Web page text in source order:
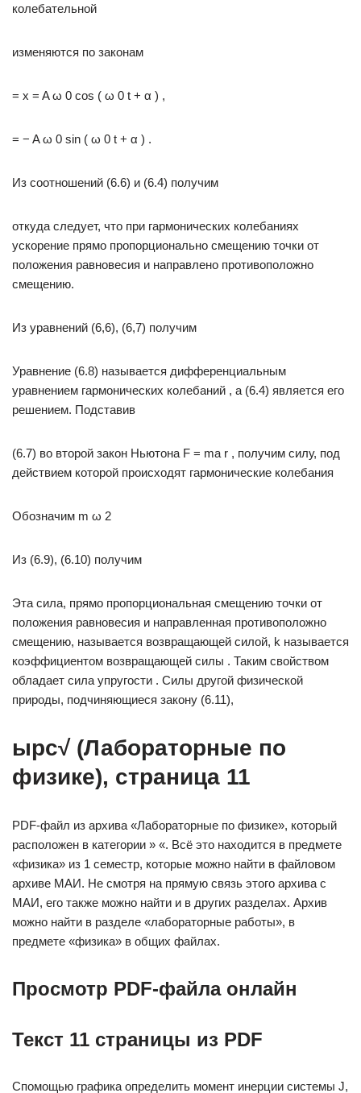
колебательной
изменяются по законам
= x = A ω 0 cos ( ω 0 t + α ) ,
= − A ω 0 sin ( ω 0 t + α ) .
Из соотношений (6.6) и (6.4) получим
откуда следует, что при гармонических колебаниях
ускорение прямо пропорционально смещению точки от
положения равновесия и направлено противоположно
смещению.
Из уравнений (6,6), (6,7) получим
Уравнение (6.8) называется дифференциальным
уравнением гармонических колебаний , а (6.4) является его
решением. Подставив
(6.7) во второй закон Ньютона F = ma r , получим силу, под
действием которой происходят гармонические колебания
Обозначим m ω 2
Из (6.9), (6.10) получим
Эта сила, прямо пропорциональная смещению точки от
положения равновесия и направленная противоположно
смещению, называется возвращающей силой, k называется
коэффициентом возвращающей силы . Таким свойством
обладает сила упругости . Силы другой физической
природы, подчиняющиеся закону (6.11),
ырс√ (Лабораторные по
физике), страница 11
PDF-файл из архива «Лабораторные по физике», который
расположен в категории » «. Всё это находится в предмете
«физика» из 1 семестр, которые можно найти в файловом
архиве МАИ. Не смотря на прямую связь этого архива с
МАИ, его также можно найти и в других разделах. Архив
можно найти в разделе «лабораторные работы», в
предмете «физика» в общих файлах.
Просмотр PDF-файла онлайн
Текст 11 страницы из PDF
Спомощью графика определить момент инерции системы J,